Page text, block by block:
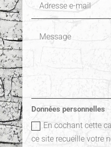
Données personnelles
En cochant cette
ce site recueille votre